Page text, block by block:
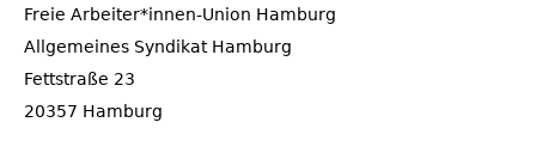
Freie Arbeiter*innen-Union Hamburg
Allgemeines Syndikat Hamburg
Fettstraße 23
20357 Hamburg